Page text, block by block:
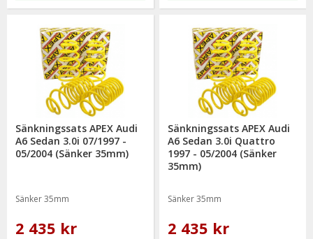
Sänkningssats APEX Audi
A6 Sedan 3.0i 07/1997 -
05/2004 (Sänker 35mm)
Sänker 35mm
2 435 kr
Sänkningssats APEX Audi
A6 Sedan 3.0i Quattro
1997 - 05/2004 (Sänker
35mm)
Sänker 35mm
2 435 kr